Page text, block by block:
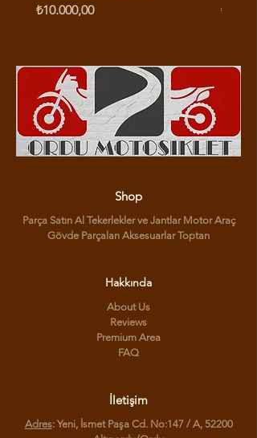
Fiyat
₺10.000,00
Fiyat
₺950,00
Shop
Parça Satın Al Tekerlekler ve Jantlar Motor Araç
Gövde Parçaları Aksesuarlar Toptan
Hakkında
About Us
Reviews
Premium Area
FAQ
İletişim
Adres: Yeni, İsmet Paşa Cd. No:147 / A, 52200